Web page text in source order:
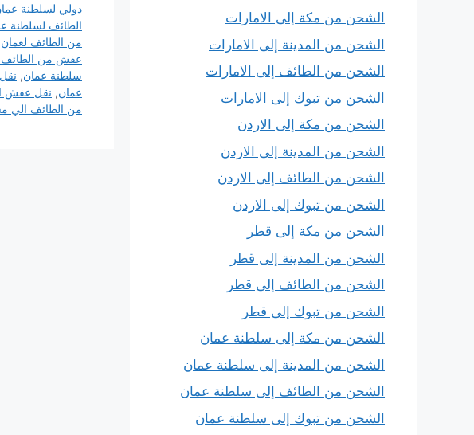
دولي لسلطنة
الطائف لسلطنة
من الطائف لعمان
عفش من الطائف
سلطنة عمان,
عمان, نقل عفش
من الطائف الي
الشحن من مكة إلى الامارات
الشحن من المدينة إلى الامارات
الشحن من الطائف إلى الامارات
الشحن من تبوك إلى الامارات
الشحن من مكة إلى الاردن
الشحن من المدينة إلى الاردن
الشحن من الطائف إلى الاردن
الشحن من تبوك إلى الاردن
الشحن من مكة إلى قطر
الشحن من المدينة إلى قطر
الشحن من الطائف إلى قطر
الشحن من تبوك إلى قطر
الشحن من مكة إلى سلطنة عمان
الشحن من المدينة إلى سلطنة عمان
الشحن من الطائف إلى سلطنة عمان
الشحن من تبوك إلى سلطنة عمان